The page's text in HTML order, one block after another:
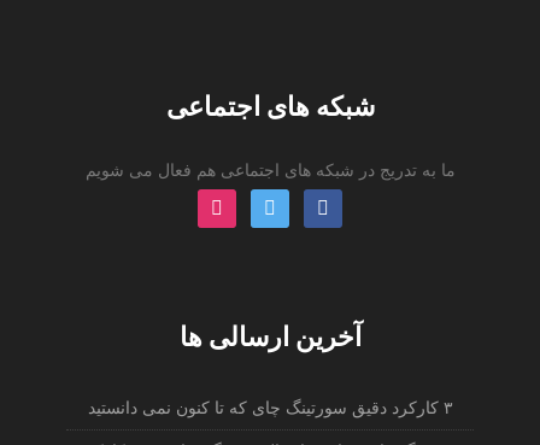
شبکه های اجتماعی
ما به تدریج در شبکه های اجتماعی هم فعال می شویم
facebook
twitter
instagram
آخرین ارسالی ها
۳ کارکرد دقیق سورتینگ چای که تا کنون نمی دانستید